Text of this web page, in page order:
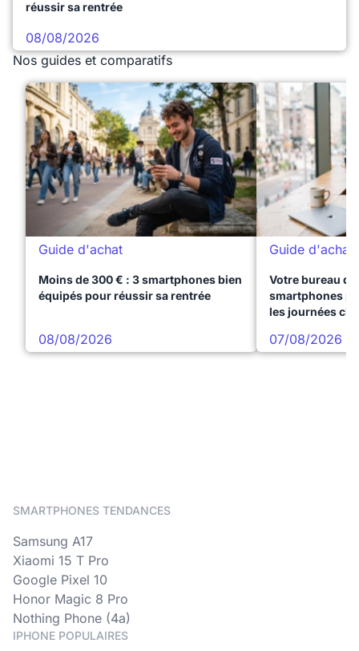
réussir sa rentrée
08/08/2026
Nos guides et comparatifs
Guide d'achat
Moins de 300 € : 3 smartphones bien
équipés pour réussir sa rentrée
08/08/2026
Guide d'achat
Votre bureau
smartphones
les journées
07/08/2026
SMARTPHONES TENDANCES
Samsung A17
Xiaomi 15 T Pro
Google Pixel 10
Honor Magic 8 Pro
Nothing Phone (4a)
IPHONE POPULAIRES